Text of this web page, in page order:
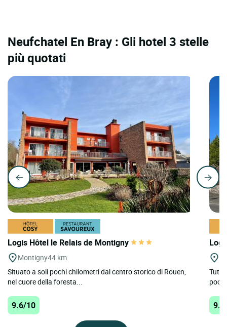
Neufchatel En Bray : Gli hotel 3 stelle
più quotati
Logis Hôtel le Relais de Montigny
Montigny44 km
Situato a soli pochi chilometri dal centro storico di Rouen,
nel cuore della foresta...
9.6/10